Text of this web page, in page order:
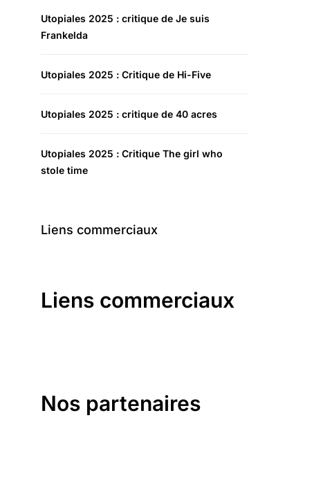
Utopiales 2025 : critique de Je suis
Frankelda
Utopiales 2025 : Critique de Hi-Five
Utopiales 2025 : critique de 40 acres
Utopiales 2025 : Critique The girl who
stole time
Liens commerciaux
Liens commerciaux
Nos partenaires